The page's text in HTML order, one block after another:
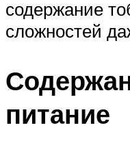
содержание
сложностей
питание